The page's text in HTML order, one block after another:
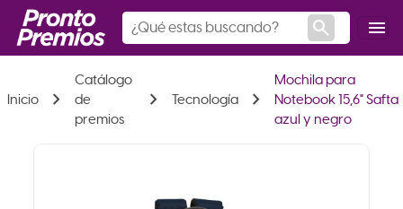
search menu
Inicio chevron_right
Catálogo
de
premios
chevron_right Tecnología chevron_right
Mochila para
Notebook 15,6" Safta
azul y negro